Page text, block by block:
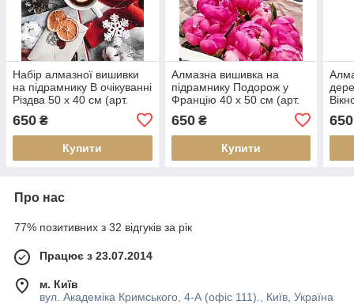
Набір алмазної вишивки
на підрамнику В очікуванні
Різдва 50 х 40 см (арт.
650 ₴
Купити
Алмазна вишивка на
підрамнику Подорож у
Францію 40 х 50 см (арт.
650₴
Купити
650
Про нас
77% позитивних з 32 відгуків за рік
Працює з 23.07.2014
м. Київ
вул. Академіка Кримського, 4-А (офіс 111)., Київ, Україна